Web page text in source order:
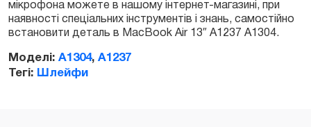
мікрофона можете в нашому інтернет-магазині, при
наявності спеціальних інструментів і знань, самостійно
встановити деталь в MacBook Air 13″ A1237 A1304.
Моделі: A1304, A1237
Тегі: Шлейфи